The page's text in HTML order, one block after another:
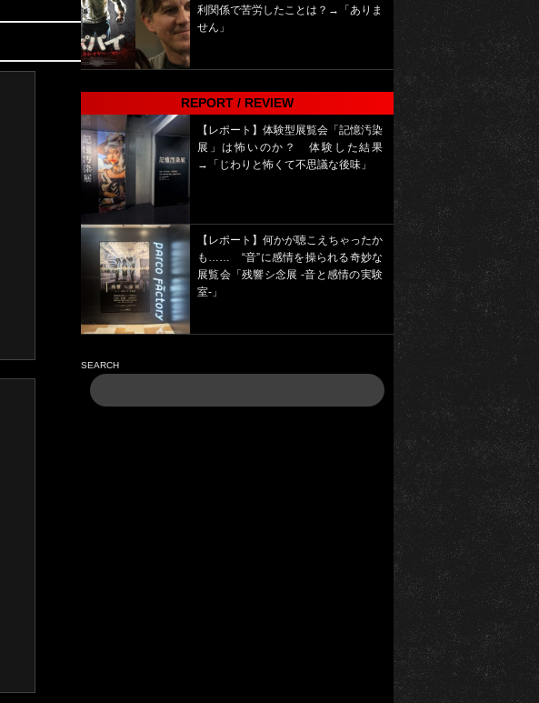
利関係で苦労したことは？→「ありま
せん」
REPORT / REVIEW
【レポート】体験型展覧会「記憶汚染
展」は怖いのか？ 体験した結果
→「じわりと怖くて不思議な後味」
【レポート】何かが聴こえちゃったか
も…… “音”に感情を操られる奇妙な
展覧会「残響シ念展 -⾳と感情の実験
室-」
SEARCH